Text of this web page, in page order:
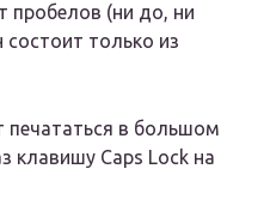
пробелов (ни до, ни
состоит только из
печататься в большом
клавишу Caps Lock на